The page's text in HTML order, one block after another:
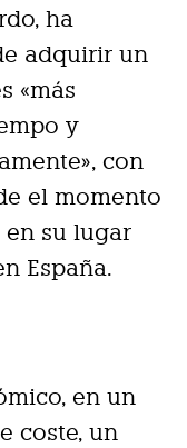
ha
adquirir un
«más
y
con
el momento
su lugar
España.
en un
coste, un